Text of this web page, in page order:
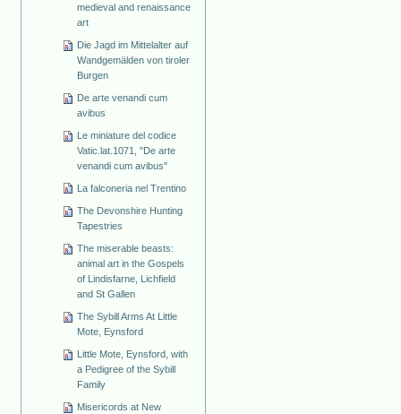
medieval and renaissance
art
Die Jagd im Mittelalter auf
Wandgemälden von tiroler
Burgen
De arte venandi cum
avibus
Le miniature del codice
Vatic.lat.1071, "De arte
venandi cum avibus"
La falconeria nel Trentino
The Devonshire Hunting
Tapestries
The miserable beasts:
animal art in the Gospels
of Lindisfarne, Lichfield
and St Gallen
The Sybill Arms At Little
Mote, Eynsford
Little Mote, Eynsford, with
a Pedigree of the Sybill
Family
Misericords at New